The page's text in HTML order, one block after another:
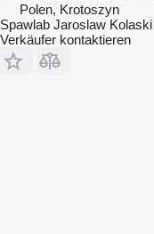
Polen, Krotoszyn
Spawlab Jaroslaw Kolaski
Verkäufer kontaktieren